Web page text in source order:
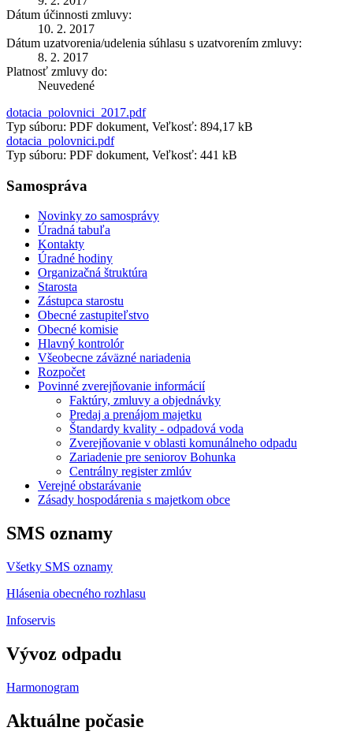
Dátum účinnosti zmluvy:
10. 2. 2017
Dátum uzatvorenia/udelenia súhlasu s uzatvorením zmluvy:
8. 2. 2017
Platnosť zmluvy do:
Neuvedené
dotacia_polovnici_2017.pdf
Typ súboru: PDF dokument, Veľkosť: 894,17 kB
dotacia_polovnici.pdf
Typ súboru: PDF dokument, Veľkosť: 441 kB
Samospráva
Novinky zo samosprávy
Úradná tabuľa
Kontakty
Úradné hodiny
Organizačná štruktúra
Starosta
Zástupca starostu
Obecné zastupiteľstvo
Obecné komisie
Hlavný kontrolór
Všeobecne záväzné nariadenia
Rozpočet
Povinné zverejňovanie informácií
Faktúry, zmluvy a objednávky
Predaj a prenájom majetku
Štandardy kvality - odpadová voda
Zverejňovanie v oblasti komunálneho odpadu
Zariadenie pre seniorov Bohunka
Centrálny register zmlúv
Verejné obstarávanie
Zásady hospodárenia s majetkom obce
SMS oznamy
Všetky SMS oznamy
Hlásenia obecného rozhlasu
Infoservis
Vývoz odpadu
Harmonogram
Aktuálne počasie